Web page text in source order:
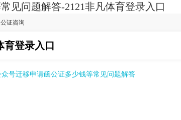
见问题解答-2121非凡体育登录入口
证咨询
育登录入口
众号迁移申请函公证多少钱等常见问题解答